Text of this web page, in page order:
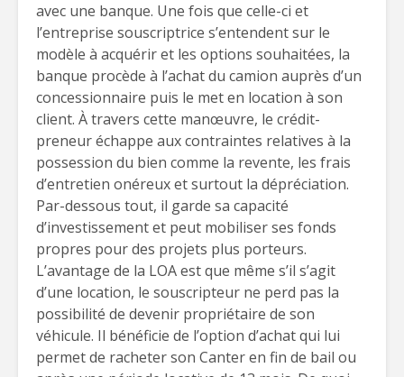
avec une banque. Une fois que celle-ci et
l’entreprise souscriptrice s’entendent sur le
modèle à acquérir et les options souhaitées, la
banque procède à l’achat du camion auprès d’un
concessionnaire puis le met en location à son
client. À travers cette manœuvre, le crédit-
preneur échappe aux contraintes relatives à la
possession du bien comme la revente, les frais
d’entretien onéreux et surtout la dépréciation.
Par-dessous tout, il garde sa capacité
d’investissement et peut mobiliser ses fonds
propres pour des projets plus porteurs.
L’avantage de la LOA est que même s’il s’agit
d’une location, le souscripteur ne perd pas la
possibilité de devenir propriétaire de son
véhicule. Il bénéficie de l’option d’achat qui lui
permet de racheter son Canter en fin de bail ou